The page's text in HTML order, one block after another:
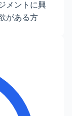
メントに興
がある方